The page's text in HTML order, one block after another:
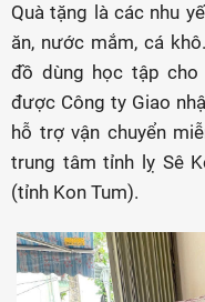
Quà tặng là các nhu
ăn, nước mắm, cá
đồ dùng học tập cho
được Công ty Giao
hỗ trợ vận chuyển
trung tâm tỉnh lỵ Sê
(tỉnh Kon Tum).